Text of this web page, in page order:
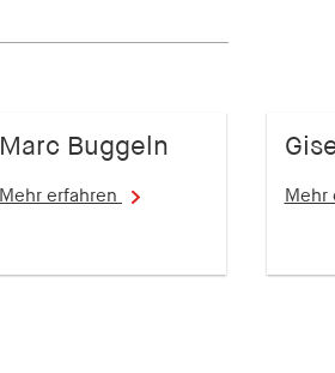
Marc Buggeln
Mehr erfahren Mehr